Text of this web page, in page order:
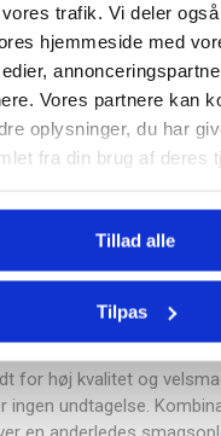
trafik. Vi deler
hjemmeside med
Vores partnere kan
oplysninger, du har
fra din brug af deres
Tillad alle
Tilpas
Par 160 g er en lækker
hvor søde og sure
bid. De bløde vingummier
giver en spændende
syrlighed og sød
g har en praktisk størrelse,
konsistens og byder
som gør dem
børn og voksne.
for høj kvalitet og
ingen undtagelse.